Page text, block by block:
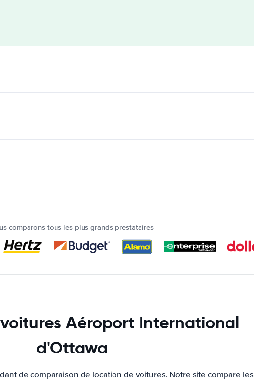
comparons tous les plus grands prestataires
Aéroport International
d'Ottawa
de comparaison de location de voitures. Notre site compare les